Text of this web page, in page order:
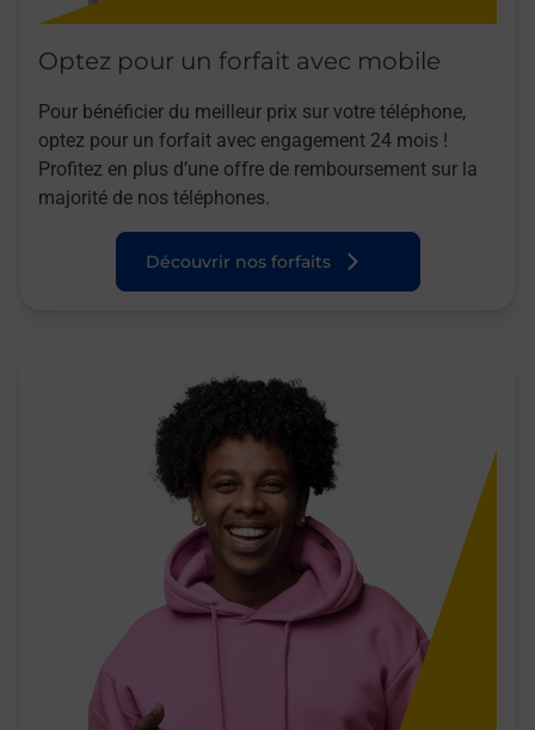
Optez pour un forfait avec mobile
Pour bénéficier du meilleur prix sur votre téléphone,
optez pour un forfait avec engagement 24 mois !
Profitez en plus d’une offre de remboursement sur la
majorité de nos téléphones.
Découvrir nos forfaits